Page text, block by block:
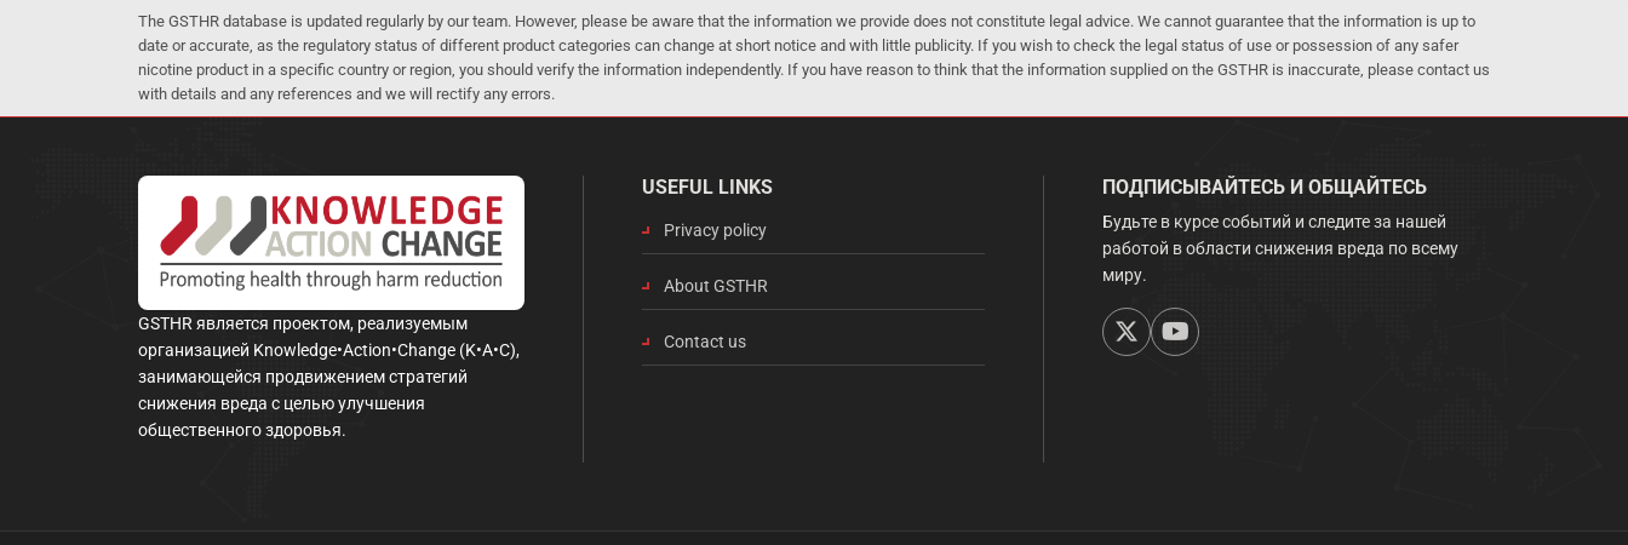
The GSTHR database is updated regularly by our team. However, please be aware that the information we provide does not constitute legal advice. We cannot guarantee that the information is up to
date or accurate, as the regulatory status of different product categories can change at short notice and with little publicity. If you wish to check the legal status of use or possession of any safer
nicotine product in a specific country or region, you should verify the information independently. If you have reason to think that the information supplied on the GSTHR is inaccurate, please contact us
with details and any references and we will rectify any errors.
GSTHR является проектом, реализуемым
организацией Knowledge•Action•Change (K•A•C),
занимающейся продвижением стратегий
снижения вреда с целью улучшения
общественного здоровья.
USEFUL LINKS
Privacy policy
About GSTHR
Contact us
ПОДПИСЫВАЙТЕСЬ И ОБЩАЙТЕСЬ
Будьте в курсе событий и следите за нашей
работой в области снижения вреда по всему
миру.